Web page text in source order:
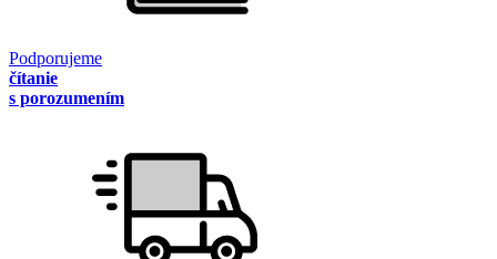
Podporujeme
čítanie
s porozumením